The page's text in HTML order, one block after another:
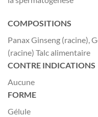
COMPOSITIONS
Panax Ginseng (racine),
(racine) Talc alimentaire
CONTRE INDICATIONS
Aucune
FORME
Gélule